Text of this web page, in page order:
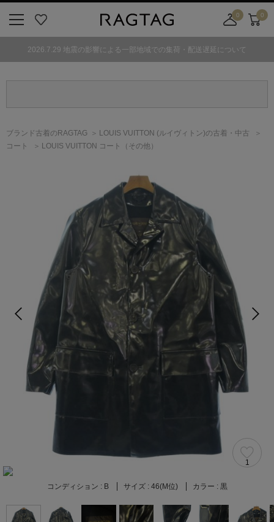
気
0
舗
カ
ト
0
2026.7.29 地震の影響による一部地域での集荷・配送遅延について
ブランド古着のRAGTAG LOUIS VUITTON (ルイヴィトン)の古着・中古
コート
LOUIS VUITTON コート（その他）
1
コンディション : B サイズ : 46(M位) カラー : 黒